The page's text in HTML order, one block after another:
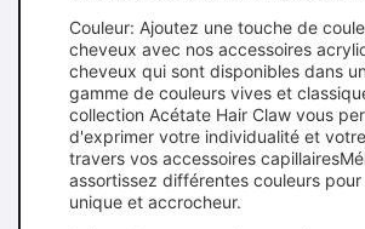
Couleur: Ajoutez une touche de
cheveux avec nos accessoires
cheveux qui sont disponibles dans
gamme de couleurs vives et
collection Acétate Hair Claw vous
d'exprimer votre individualité et
travers vos accessoires
assortissez différentes couleurs
unique et accrocheur.